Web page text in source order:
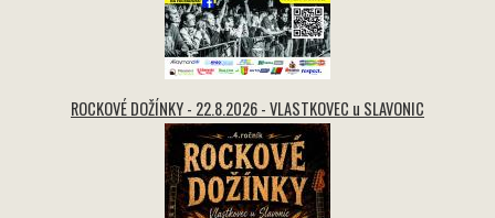
ROCKOVÉ DOŽÍNKY - 22.8.2026 - VLASTKOVEC u SLAVONIC